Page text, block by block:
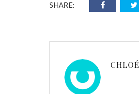
SHARE:
CHLOÉ